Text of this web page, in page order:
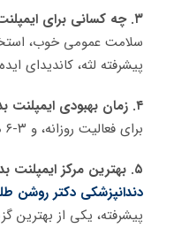
۳. چه کسانی برای ایمپلنت بدون درد مناسب هستند؟
سلامت عمومی خوب،
پیشرفته لثه، کاندیدای
۴. زمان بهبودی ایمپلنت بدون درد چقدر است؟
برای فعالیت روزانه، و ۳-۶ ماه برای ادغام کامل ایمپلنت.
۵. بهترین مرکز ایمپلنت بدون درد ایران کجاست؟
دندانپزشکی دکتر روشن
پیشرفته، یکی از بهترین